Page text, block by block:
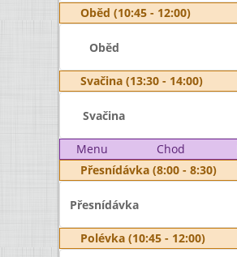
Oběd (10:45 - 12:00)
Oběd
Svačina (13:30 - 14:00)
Svačina
Menu Chod
Přesnídávka (8:00 - 8:30)
Přesnídávka
Polévka (10:45 - 12:00)